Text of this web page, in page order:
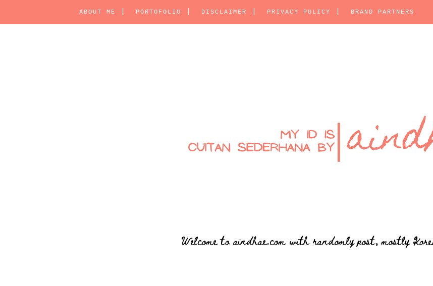
ABOUT ME PORTOFOLIO DISCLAIMER PRIVACY POLICY BRAND PARTNERS
Welcome to aindhae.com with randomly post, mostly